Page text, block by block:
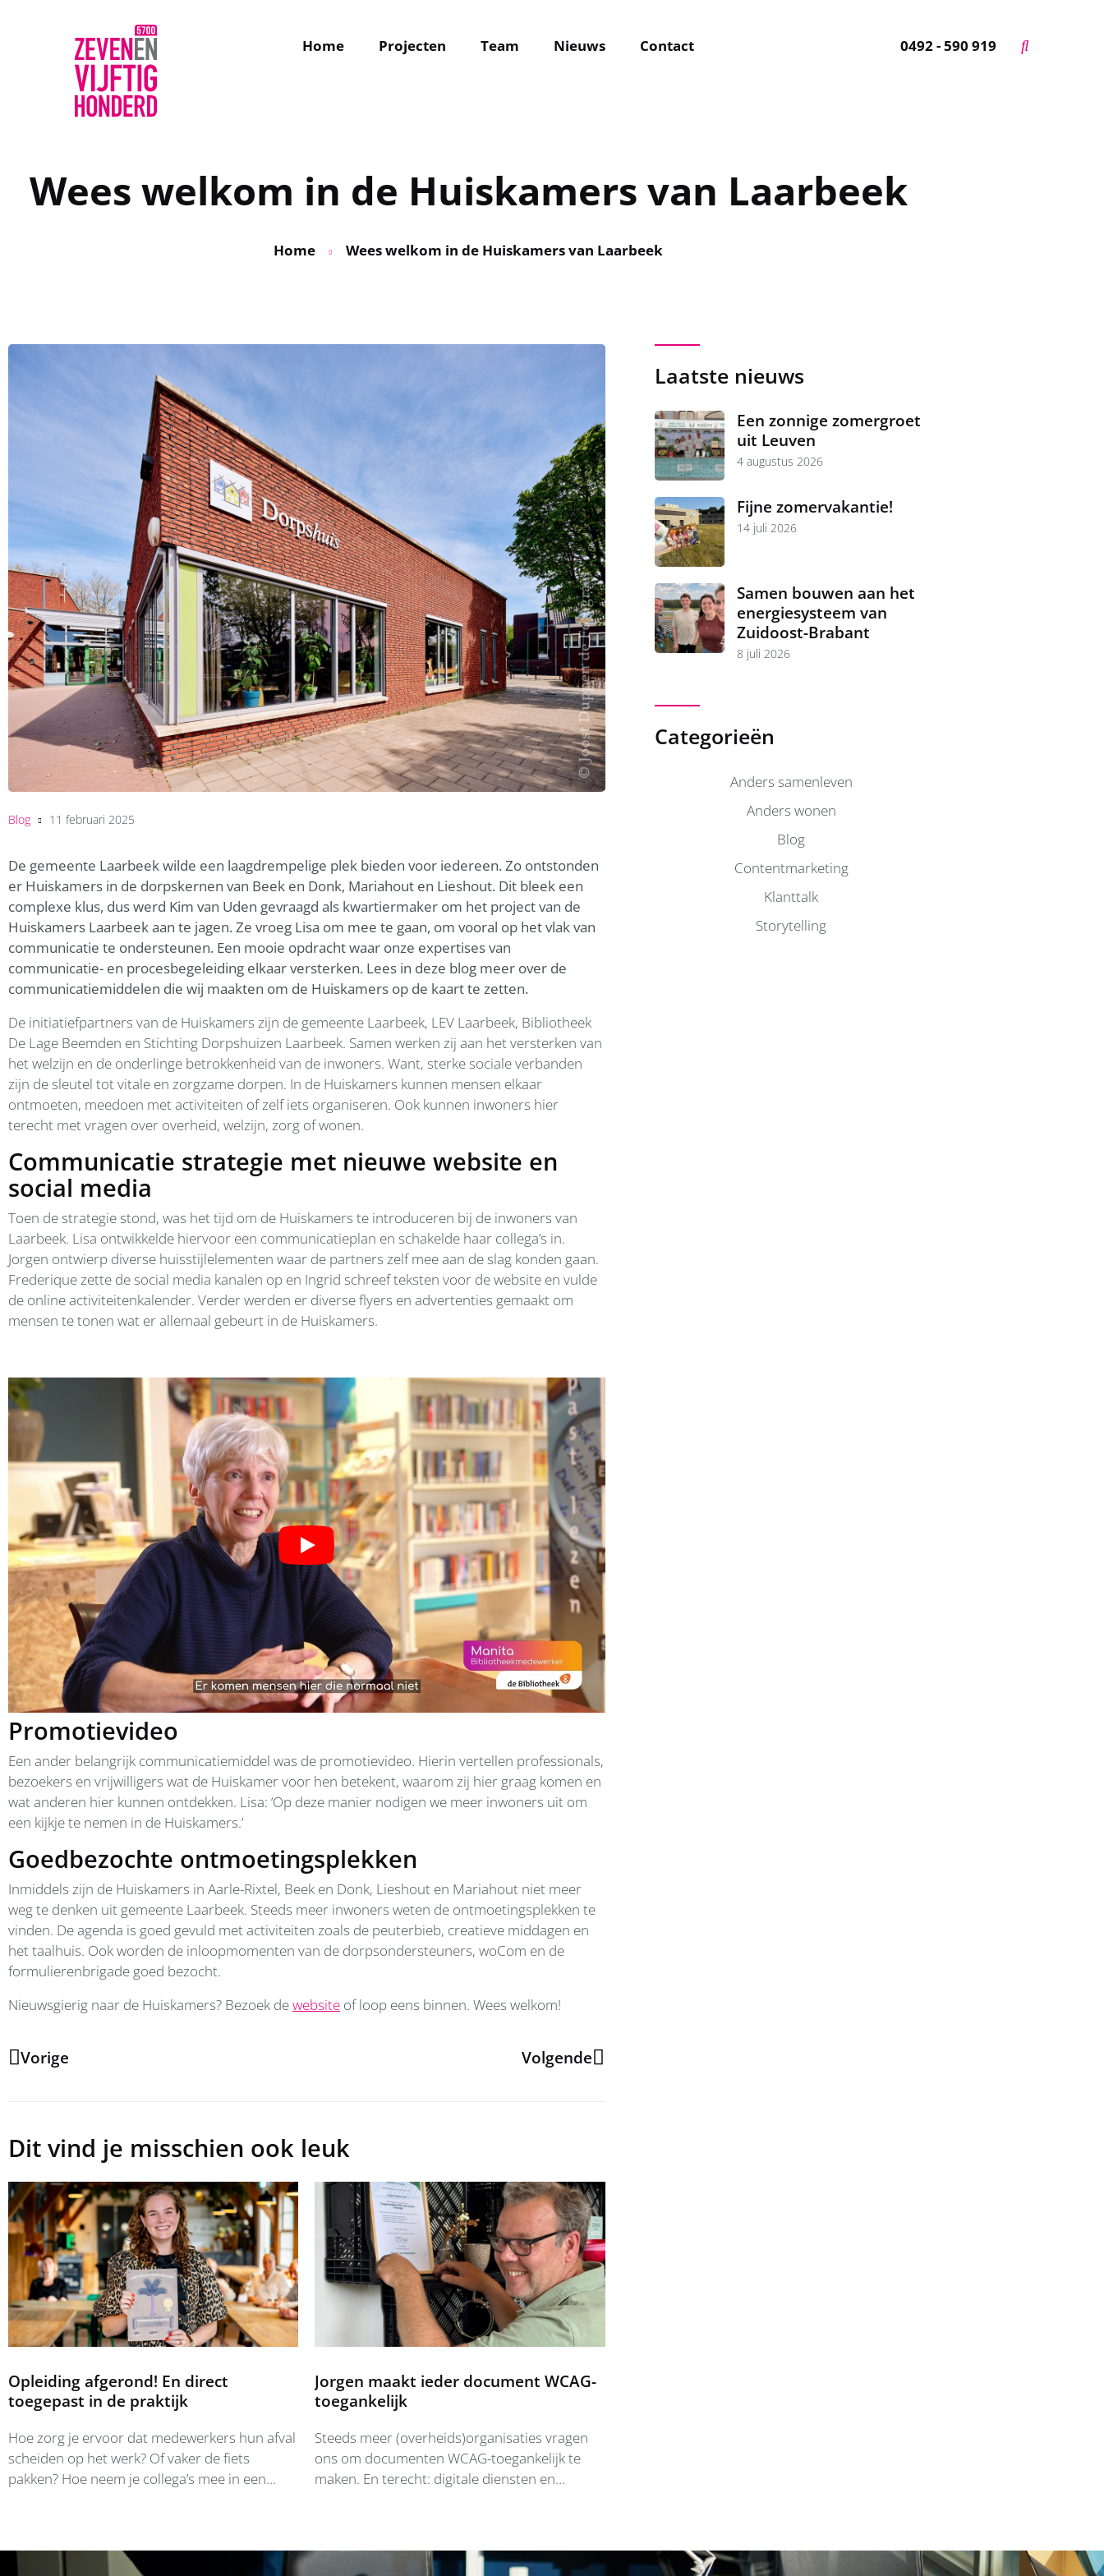
Home Projecten Team Nieuws Contact 0492 - 590 919
Wees welkom in de Huiskamers van Laarbeek
Home Wees welkom in de Huiskamers van Laarbeek
Blog 11 februari 2025
De gemeente Laarbeek wilde een laagdrempelige plek bieden voor iedereen. Zo ontstonden
er Huiskamers in de dorpskernen van Beek en Donk, Mariahout en Lieshout. Dit bleek een
complexe klus, dus werd Kim van Uden gevraagd als kwartiermaker om het project van de
Huiskamers Laarbeek aan te jagen. Ze vroeg Lisa om mee te gaan, om vooral op het vlak van
communicatie te ondersteunen. Een mooie opdracht waar onze expertises van
communicatie- en procesbegeleiding elkaar versterken. Lees in deze blog meer over de
communicatiemiddelen die wij maakten om de Huiskamers op de kaart te zetten.
De initiatiefpartners van de Huiskamers zijn de gemeente Laarbeek, LEV Laarbeek, Bibliotheek
De Lage Beemden en Stichting Dorpshuizen Laarbeek. Samen werken zij aan het versterken van
het welzijn en de onderlinge betrokkenheid van de inwoners. Want, sterke sociale verbanden
zijn de sleutel tot vitale en zorgzame dorpen. In de Huiskamers kunnen mensen elkaar
ontmoeten, meedoen met activiteiten of zelf iets organiseren. Ook kunnen inwoners hier
terecht met vragen over overheid, welzijn, zorg of wonen.
Communicatie strategie met nieuwe website en
social media
Toen de strategie stond, was het tijd om de Huiskamers te introduceren bij de inwoners van
Laarbeek. Lisa ontwikkelde hiervoor een communicatieplan en schakelde haar collega’s in.
Jorgen ontwierp diverse huisstijlelementen waar de partners zelf mee aan de slag konden gaan.
Frederique zette de social media kanalen op en Ingrid schreef teksten voor de website en vulde
de online activiteitenkalender. Verder werden er diverse flyers en advertenties gemaakt om
mensen te tonen wat er allemaal gebeurt in de Huiskamers.
Promotievideo
Een ander belangrijk communicatiemiddel was de promotievideo. Hierin vertellen professionals,
bezoekers en vrijwilligers wat de Huiskamer voor hen betekent, waarom zij hier graag komen en
wat anderen hier kunnen ontdekken. Lisa: ‘Op deze manier nodigen we meer inwoners uit om
een kijkje te nemen in de Huiskamers.’
Goedbezochte ontmoetingsplekken
Inmiddels zijn de Huiskamers in Aarle-Rixtel, Beek en Donk, Lieshout en Mariahout niet meer
weg te denken uit gemeente Laarbeek. Steeds meer inwoners weten de ontmoetingsplekken te
vinden. De agenda is goed gevuld met activiteiten zoals de peuterbieb, creatieve middagen en
het taalhuis. Ook worden de inloopmomenten van de dorpsondersteuners, woCom en de
formulierenbrigade goed bezocht.
Nieuwsgierig naar de Huiskamers? Bezoek dewebsite of loop eens binnen. Wees welkom!
Vorige Volgende
Dit vind je misschien ook leuk
Opleiding afgerond! En direct
toegepast in de praktijk
Hoe zorg je ervoor dat medewerkers hun afval
scheiden op het werk? Of vaker de fiets
pakken? Hoe neem je collega’s mee in een
komt weerstand vandaan en hoe ga je om met
Jorgen maakt ieder document WCAG-
toegankelijk
Steeds meer (overheids)organisaties vragen
ons om documenten WCAG-toegankelijk te
maken. En terecht: digitale diensten en
pak je dat aan? Jorgen weet het inmiddels
Laatste nieuws
Een zonnige zomergroet
uit Leuven
4 augustus 2026
Fijne zomervakantie!
14 juli 2026
Samen bouwen aan het
energiesysteem van
Zuidoost-Brabant
8 juli 2026
Categorieën
Anders samenleven
Anders wonen
Blog
Contentmarketing
Klanttalk
Storytelling